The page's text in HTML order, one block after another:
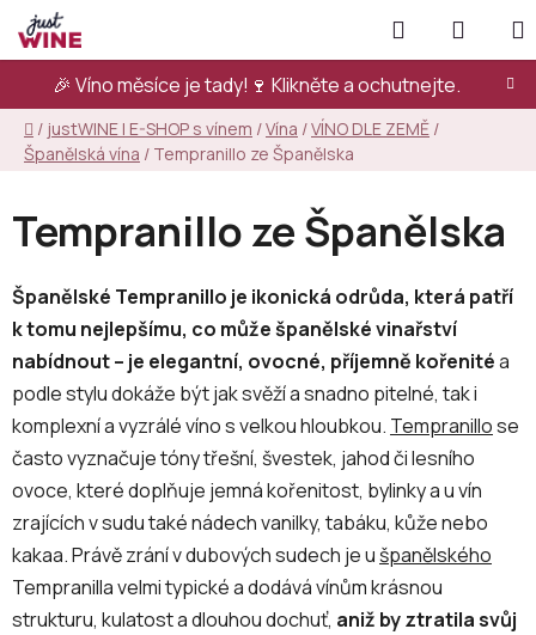
Přejít
na
obsah
🎉 Víno měsíce je tady!🍷 Klikněte a ochutnejte.
Hledat
KOŠÍK
Domů
/ justWINE | E-SHOP s vínem /Vína /VÍNO DLE ZEMĚ /
Španělská vína / Tempranillo ze Španělska
Tempranillo ze Španělska
Španělské Tempranillo je ikonická odrůda, která patří
k tomu nejlepšímu, co může španělské vinařství
nabídnout – je elegantní, ovocné, příjemně kořenitéa
podle stylu dokáže být jak svěží a snadno pitelné, tak i
komplexní a vyzrálé víno s velkou hloubkou. Tempranillose
často vyznačuje tóny třešní, švestek, jahod či lesního
ovoce, které doplňuje jemná kořenitost, bylinky a u vín
zrajících v sudu také nádech vanilky, tabáku, kůže nebo
kakaa. Právě zrání v dubových sudech je u španělského
Tempranilla velmi typické a dodává vínům krásnou
strukturu, kulatost a dlouhou dochuť, aniž by ztratila svůj